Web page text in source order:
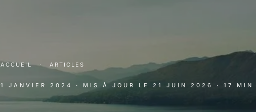
ACCUEIL · ARTICLES
1 JANVIER 2024 · MIS À JOUR LE 21 JUIN 2026 · 17 MIN